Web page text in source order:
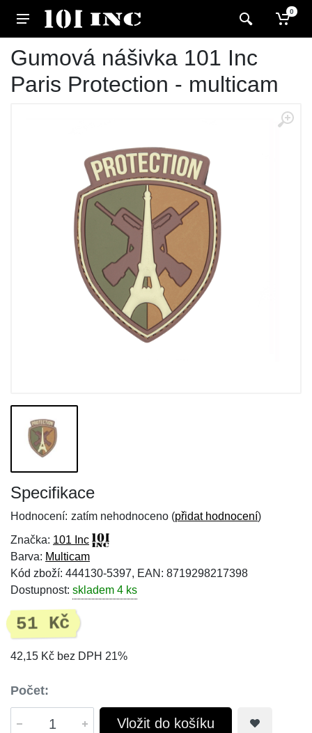
0
Gumová nášivka 101 Inc
Paris Protection - multicam
Specifikace
Hodnocení: zatím nehodnoceno (přidat hodnocení)
Značka: 101 Inc
Barva: Multicam
Kód zboží: 444130-5397, EAN: 8719298217398
Dostupnost: skladem 4 ks
51 Kč
42,15 Kč bez DPH 21%
Počet:
Vložit do košíku